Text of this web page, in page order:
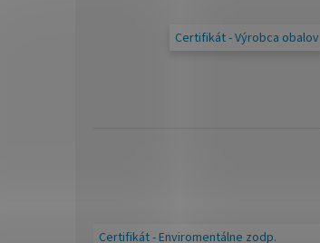
Certifikát - Výrobca obalov
Certifikát - Enviromentálne zodp.